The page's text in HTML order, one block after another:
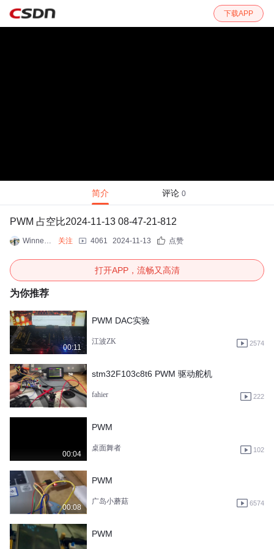
下载APP
简介 评论 0
PWM 占空比2024-11-13 08-47-21-812
Winner1300 关注 4061 2024-11-13 点赞
打开APP，流畅又高清
为你推荐
00:11
PWM DAC实验
江波ZK 2574
stm32F103c8t6 PWM 驱动舵机
fahier 222
00:04
PWM
桌面舞者 102
00:08
PWM
广岛小蘑菇 6574
PWM